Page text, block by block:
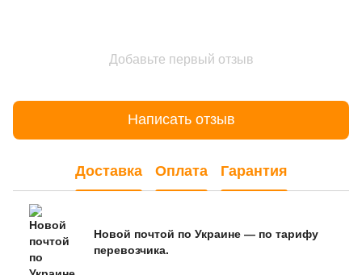
Добавьте первый отзыв
Написать отзыв
Доставка Оплата Гарантия
Новой почтой по Украине — по тарифу
перевозчика.